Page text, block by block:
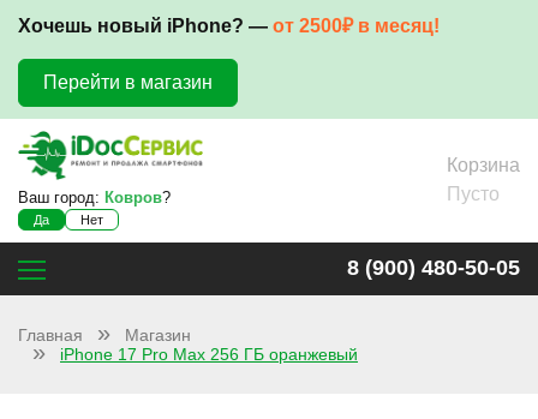
Хочешь новый iPhone? — от 2500₽ в месяц!
Перейти в магазин
Ваш город: Ковров?
Да Нет
Корзина
Пусто
8 (900) 480-50-05
Главная
Магазин
iPhone 17 Pro Max 256 ГБ оранжевый